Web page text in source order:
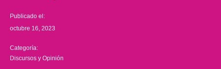
Publicado el:
octubre 16, 2023
Categoría:
Discursos y Opinión